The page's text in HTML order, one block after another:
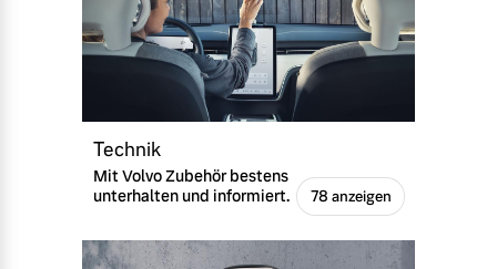
Technik
Mit Volvo Zubehör bestens
unterhalten und informiert.
78 anzeigen